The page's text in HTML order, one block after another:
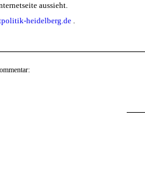
aussieht.
heidelberg.de .